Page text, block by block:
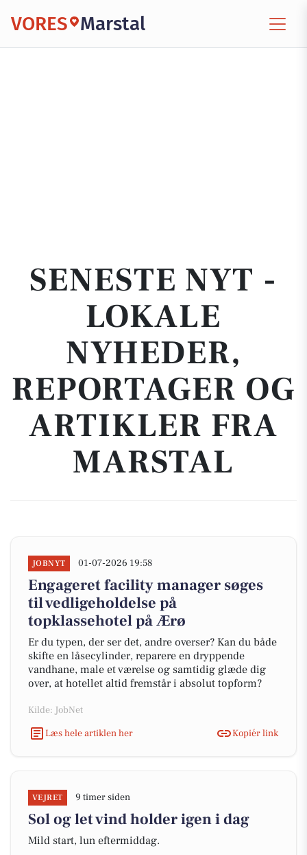
VORES Marstal
SENESTE NYT -
LOKALE
NYHEDER,
REPORTAGER OG
ARTIKLER FRA
MARSTAL
JOBNYT 01-07-2026 19:58
Engageret facility manager søges
til vedligeholdelse på
topklassehotel på Ærø
Er du typen, der ser det, andre overser? Kan du både
skifte en låsecylinder, reparere en dryppende
vandhane, male et værelse og samtidig glæde dig
over, at hotellet altid fremstår i absolut topform?
Kilde: JobNet
Læs hele artiklen her
Kopiér link
VEJRET 9 timer siden
Sol og let vind holder igen i dag
Mild start, lun eftermiddag.